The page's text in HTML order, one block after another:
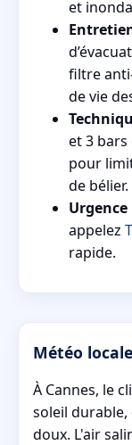
et
filtre
de vie
et 3
pour
de bélier.
Urgence
appelez
rapide.
Météo
À Cannes, le
soleil durable,
doux. L'air